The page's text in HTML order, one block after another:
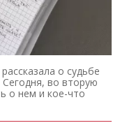
о судьбе
во вторую
о нем и кое-что